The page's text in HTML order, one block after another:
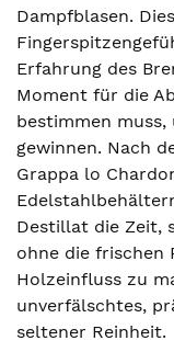
Dampfblasen.
Erfahrung des
Moment für die
bestimmen
gewinnen. Nach
Grappa lo
Destillat die Zeit,
ohne die frischen
Holzeinfluss zu
unverfälschtes,
seltener Reinheit.